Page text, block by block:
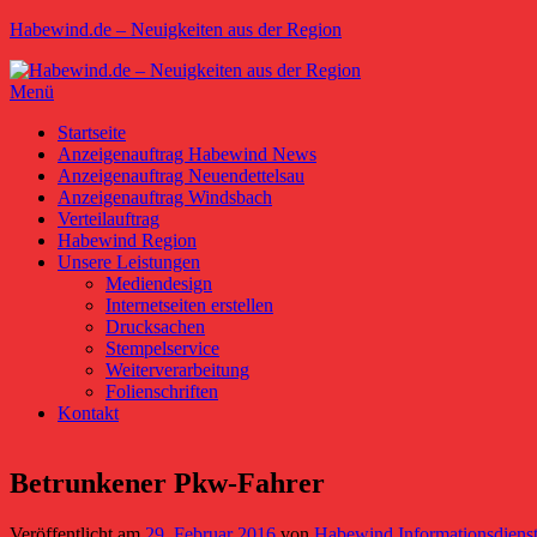
Zum
springen
Habewind.de – Neuigkeiten aus der Region
Menü
Primäres
Menü
Startseite
Anzeigenauftrag Habewind News
Anzeigenauftrag Neuendettelsau
Anzeigenauftrag Windsbach
Verteilauftrag
Habewind Region
Unsere Leistungen
Mediendesign
Internetseiten erstellen
Drucksachen
Stempelservice
Weiterverarbeitung
Folienschriften
Kontakt
Betrunkener Pkw-Fahrer